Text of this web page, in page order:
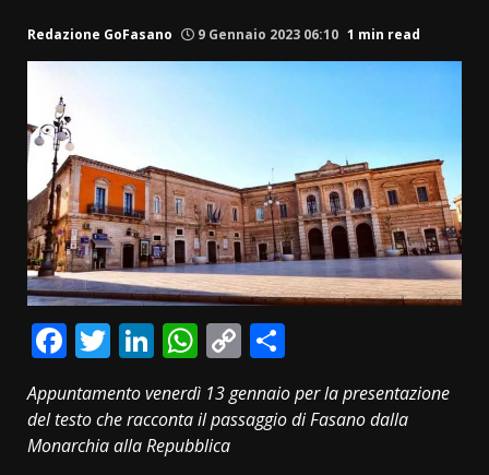
Redazione GoFasano 9 Gennaio 2023 06:10 1 min read
Facebook
Twitter
LinkedIn
WhatsApp
Copy
Link
Appuntamento venerdì 13 gennaio per la presentazione
del testo che racconta il passaggio di Fasano dalla
Monarchia alla Repubblica